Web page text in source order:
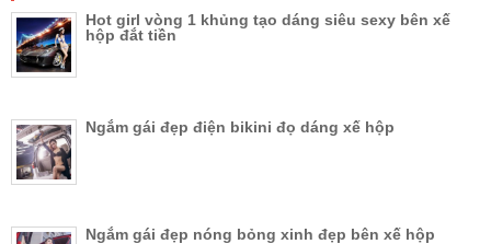
Hot girl vòng 1 khủng tạo dáng siêu sexy bên xế
hộp đắt tiền
Ngắm gái đẹp điện bikini đọ dáng xế hộp
Ngắm gái đẹp nóng bỏng xinh đẹp bên xế hộp